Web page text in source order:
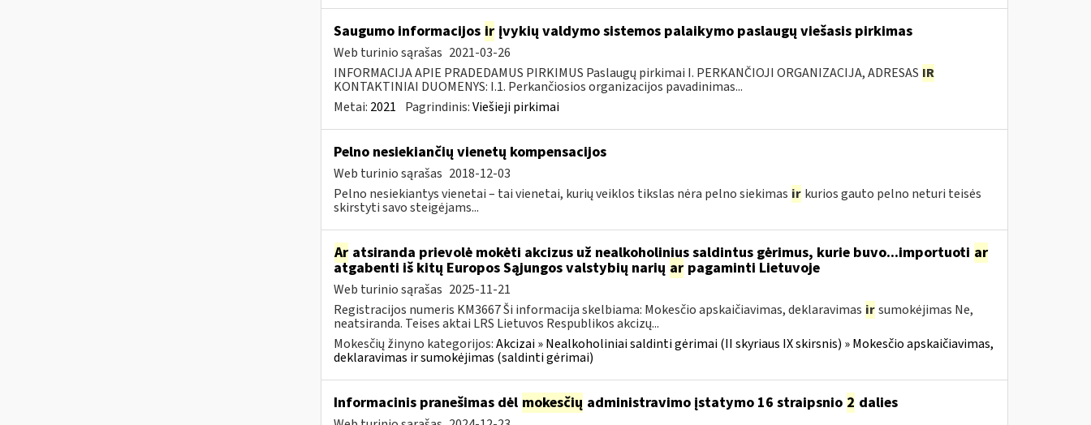
Saugumo informacijos irįvykių valdymo sistemos palaikymo paslaugų viešasis pirkimas
Web turinio sąrašas 2021-03-26
INFORMACIJA APIE PRADEDAMUS PIRKIMUS Paslaugų pirkimai I. PERKANČIOJI ORGANIZACIJA, ADRESAS IR
KONTAKTINIAI DUOMENYS: I.1. Perkančiosios organizacijos pavadinimas...
Metai: 2021 Pagrindinis:Viešieji pirkimai
Pelno nesiekiančių vienetų kompensacijos
Web turinio sąrašas 2018-12-03
Pelno nesiekiantys vienetai – tai vienetai, kurių veiklos tikslas nėra pelno siekimas ir kurios gauto pelno neturi teisės
skirstyti savo steigėjams...
Aratsiranda prievolė mokėti akcizus už nealkoholinius saldintus gėrimus, kurie buvo...importuoti ar
atgabenti iš kitų Europos Sąjungos valstybių narių arpagaminti Lietuvoje
Web turinio sąrašas 2025-11-21
Registracijos numeris KM3667 Ši informacija skelbiama: Mokesčio apskaičiavimas, deklaravimas ir sumokėjimas Ne,
neatsiranda. Teises aktai LRS Lietuvos Respublikos akcizų...
Mokesčių žinyno kategorijos:Akcizai » Nealkoholiniai saldinti gėrimai (II skyriaus IX skirsnis) » Mokesčio apskaičiavimas,
deklaravimas ir sumokėjimas (saldinti gėrimai)
Informacinis pranešimas dėl mokesčių administravimo įstatymo 16 straipsnio 2 dalies